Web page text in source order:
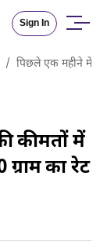
Sign In
/ पिछले एक महीने में
कीमतों में
का रेट